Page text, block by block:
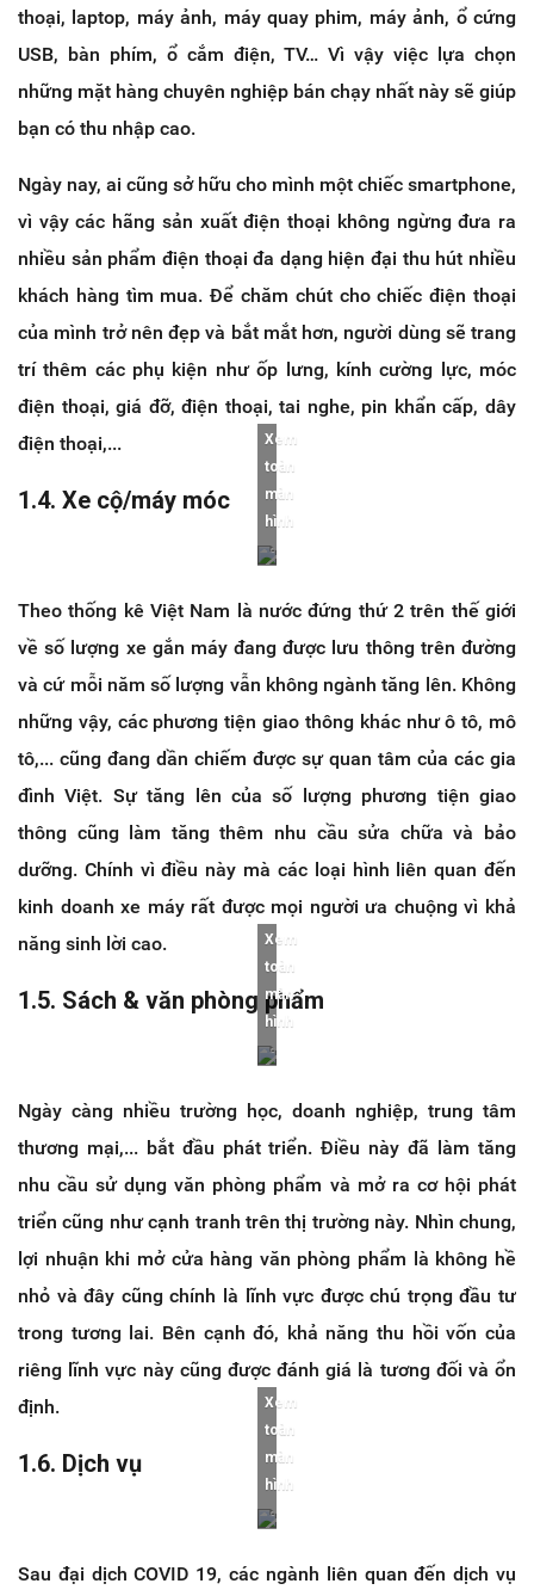
thoại, laptop, máy ảnh, máy quay phim, máy ảnh, ổ cứng
USB, bàn phím, ổ cắm điện, TV… Vì vậy việc lựa chọn
những mặt hàng chuyên nghiệp bán chạy nhất này sẽ giúp
bạn có thu nhập cao.
Ngày nay, ai cũng sở hữu cho mình một chiếc smartphone,
vì vậy các hãng sản xuất điện thoại không ngừng đưa ra
nhiều sản phẩm điện thoại đa dạng hiện đại thu hút nhiều
khách hàng tìm mua. Để chăm chút cho chiếc điện thoại
của mình trở nên đẹp và bắt mắt hơn, người dùng sẽ trang
trí thêm các phụ kiện như ốp lưng, kính cường lực, móc
điện thoại, giá đỡ, điện thoại, tai nghe, pin khẩn cấp, dây
điện thoại,...
1.4. Xe cộ/máy móc
Xem
toàn
màn
hình
Theo thống kê Việt Nam là nước đứng thứ 2 trên thế giới
về số lượng xe gắn máy đang được lưu thông trên đường
và cứ mỗi năm số lượng vẫn không ngành tăng lên. Không
những vậy, các phương tiện giao thông khác như ô tô, mô
tô,... cũng đang dần chiếm được sự quan tâm của các gia
đình Việt. Sự tăng lên của số lượng phương tiện giao
thông cũng làm tăng thêm nhu cầu sửa chữa và bảo
dưỡng. Chính vì điều này mà các loại hình liên quan đến
kinh doanh xe máy rất được mọi người ưa chuộng vì khả
năng sinh lời cao.
1.5. Sách & văn phòng phẩm
Xem
toàn
màn
hình
Ngày càng nhiều trường học, doanh nghiệp, trung tâm
thương mại,... bắt đầu phát triển. Điều này đã làm tăng
nhu cầu sử dụng văn phòng phẩm và mở ra cơ hội phát
triển cũng như cạnh tranh trên thị trường này. Nhìn chung,
lợi nhuận khi mở cửa hàng văn phòng phẩm là không hề
nhỏ và đây cũng chính là lĩnh vực được chú trọng đầu tư
trong tương lai. Bên cạnh đó, khả năng thu hồi vốn của
riêng lĩnh vực này cũng được đánh giá là tương đối và ổn
định.
1.6. Dịch vụ
Xem
toàn
màn
hình
Sau đại dịch COVID 19, các ngành liên quan đến dịch vụ